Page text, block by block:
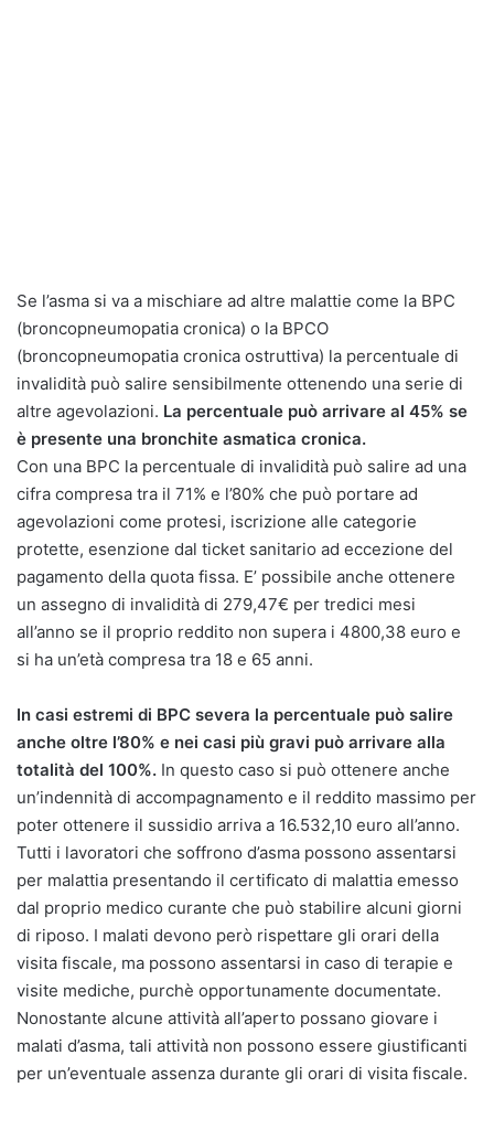
Se l’asma si va a mischiare ad altre malattie come la BPC
(broncopneumopatia cronica) o la BPCO
(broncopneumopatia cronica ostruttiva) la percentuale di
invalidità può salire sensibilmente ottenendo una serie di
altre agevolazioni. La percentuale può arrivare al 45% se
è presente una bronchite asmatica cronica.
Con una BPC la percentuale di invalidità può salire ad una
cifra compresa tra il 71% e l’80% che può portare ad
agevolazioni come protesi, iscrizione alle categorie
protette, esenzione dal ticket sanitario ad eccezione del
pagamento della quota fissa. E’ possibile anche ottenere
un assegno di invalidità di 279,47€ per tredici mesi
all’anno se il proprio reddito non supera i 4800,38 euro e
si ha un’età compresa tra 18 e 65 anni.
In casi estremi di BPC severa la percentuale può salire
anche oltre l’80% e nei casi più gravi può arrivare alla
totalità del 100%. In questo caso si può ottenere anche
un’indennità di accompagnamento e il reddito massimo per
poter ottenere il sussidio arriva a 16.532,10 euro all’anno.
Tutti i lavoratori che soffrono d’asma possono assentarsi
per malattia presentando il certificato di malattia emesso
dal proprio medico curante che può stabilire alcuni giorni
di riposo. I malati devono però rispettare gli orari della
visita fiscale, ma possono assentarsi in caso di terapie e
visite mediche, purchè opportunamente documentate.
Nonostante alcune attività all’aperto possano giovare i
malati d’asma, tali attività non possono essere giustificanti
per un’eventuale assenza durante gli orari di visita fiscale.